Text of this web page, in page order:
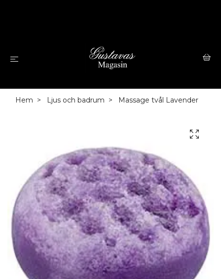
Hem Ljus och badrum Massage tvål Lavender